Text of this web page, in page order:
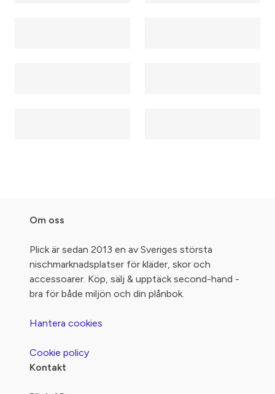
Om oss
Plick är sedan 2013 en av Sveriges största
nischmarknadsplatser för kläder, skor och
accessoarer. Köp, sälj & upptäck second-hand -
bra för både miljön och din plånbok.
Hantera cookies
Cookie policy
Kontakt